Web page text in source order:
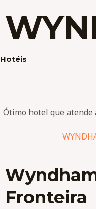
para
Hotéis
Ótimo hotel que atende
Fronteira